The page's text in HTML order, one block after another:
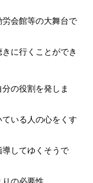
会館等の大舞台で
に行くことができ
の役割を発しま
いる人の心をくす
してゆくそうで